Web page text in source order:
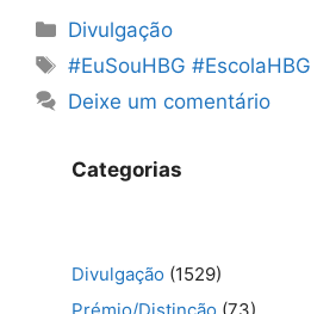
Categorias
Divulgação
Etiquetas
#EuSouHBG #EscolaHBG
Deixe um comentário
Categorias
Divulgação (1529)
Prémio/Distinção (73)